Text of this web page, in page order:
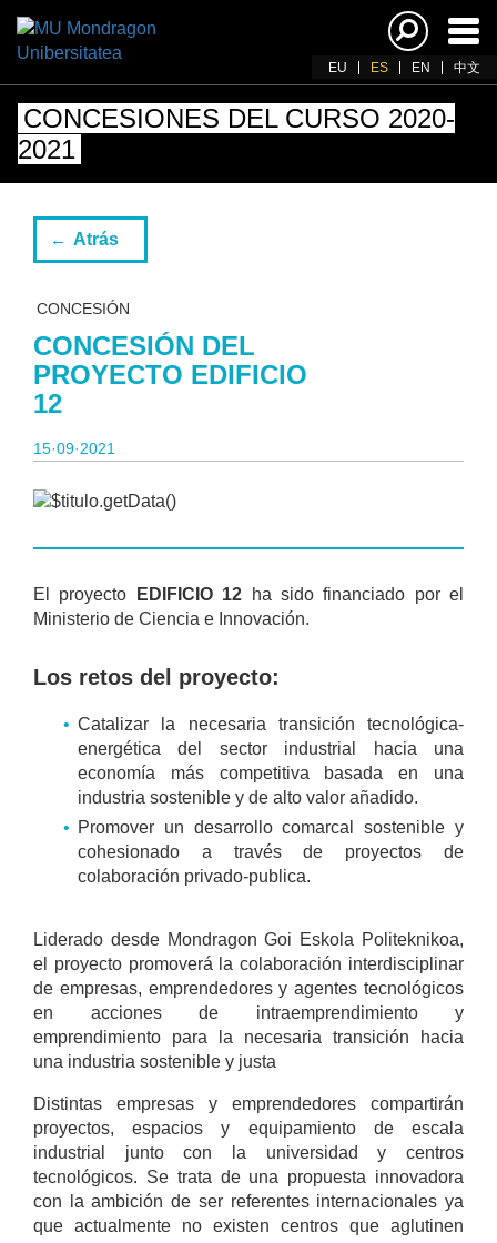
EU ES EN 中文
CONCESIONES DEL CURSO 2020-
2021
Atrás
CONCESIÓN
CONCESIÓN DEL
PROYECTO EDIFICIO
12
15·09·2021
El proyecto EDIFICIO 12
ha sido financiado por el
Ministerio de Ciencia e Innovación.
Los retos del proyecto:
Catalizar la necesaria transición tecnológica-
energética del sector industrial hacia una
economía más competitiva basada en una
industria sostenible y de alto valor añadido.
Promover un desarrollo comarcal sostenible y
cohesionado a través de proyectos de
colaboración privado-publica.
Liderado desde Mondragon Goi Eskola Politeknikoa,
el proyecto promoverá la colaboración interdisciplinar
de empresas, emprendedores y agentes tecnológicos
en acciones de intraemprendimiento y
emprendimiento para la necesaria transición hacia
una industria sostenible y justa
Distintas empresas y emprendedores compartirán
proyectos, espacios y equipamiento de escala
industrial junto con la universidad y centros
tecnológicos. Se trata de una propuesta innovadora
con la ambición de ser referentes internacionales ya
que actualmente no existen centros que aglutinen